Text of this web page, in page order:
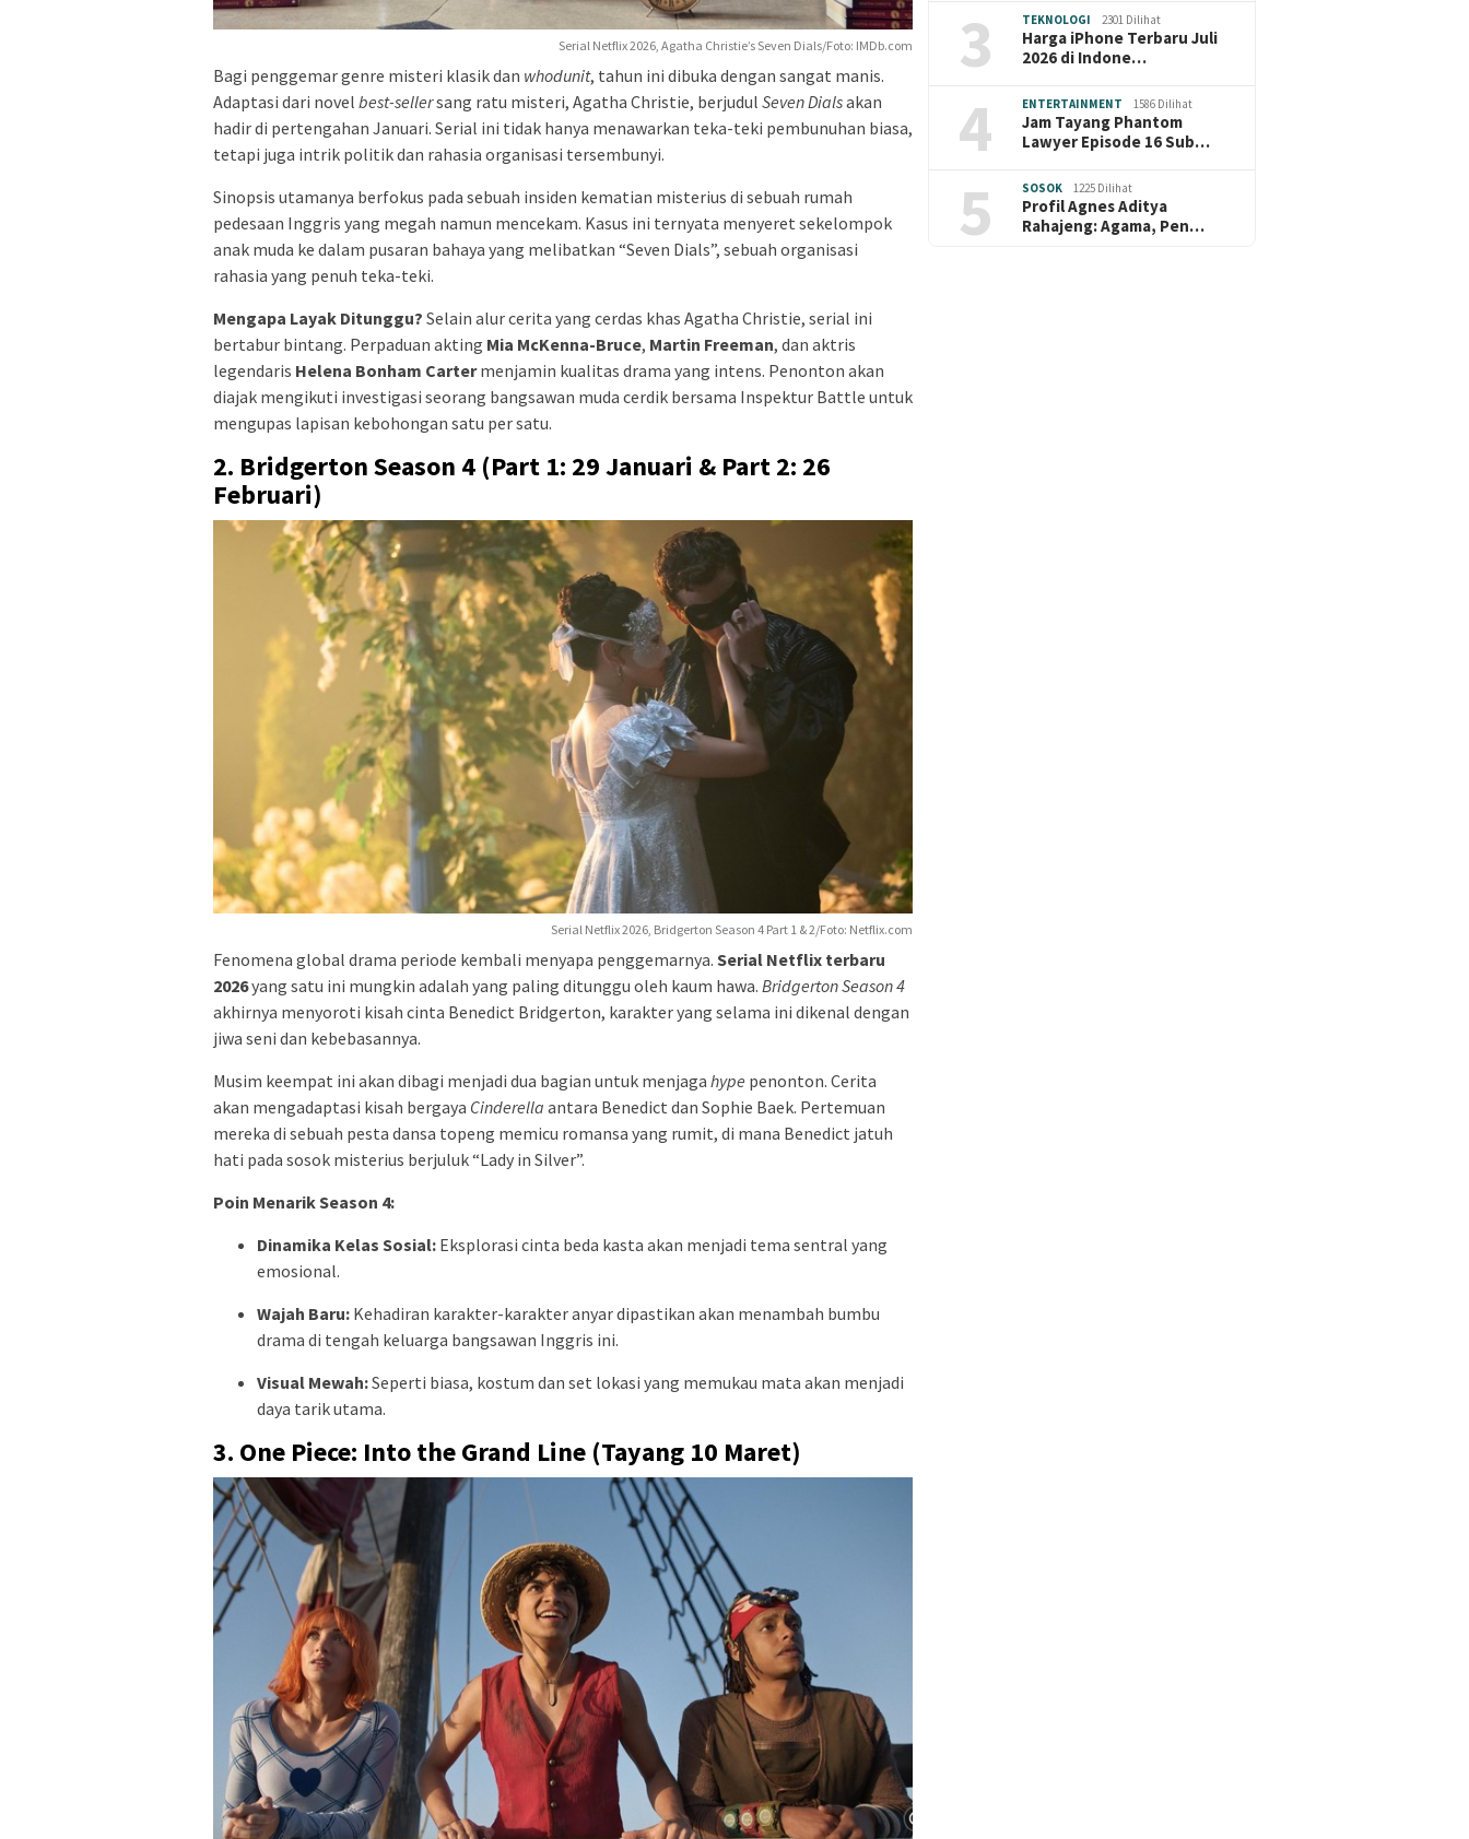
Serial Netflix 2026, Agatha Christie’s Seven Dials/Foto: IMDb.com
Bagi penggemar genre misteri klasik dan whodunit, tahun ini dibuka dengan sangat manis.
Adaptasi dari novel best-sellersang ratu misteri, Agatha Christie, berjudul Seven Dialsakan
hadir di pertengahan Januari. Serial ini tidak hanya menawarkan teka-teki pembunuhan biasa,
tetapi juga intrik politik dan rahasia organisasi tersembunyi.
Sinopsis utamanya berfokus pada sebuah insiden kematian misterius di sebuah rumah
pedesaan Inggris yang megah namun mencekam. Kasus ini ternyata menyeret sekelompok
anak muda ke dalam pusaran bahaya yang melibatkan “Seven Dials”, sebuah organisasi
rahasia yang penuh teka-teki.
Mengapa Layak Ditunggu? Selain alur cerita yang cerdas khas Agatha Christie, serial ini
bertabur bintang. Perpaduan akting Mia McKenna-Bruce, Martin Freeman, dan aktris
legendaris Helena Bonham Cartermenjamin kualitas drama yang intens. Penonton akan
diajak mengikuti investigasi seorang bangsawan muda cerdik bersama Inspektur Battle untuk
mengupas lapisan kebohongan satu per satu.
2. Bridgerton Season 4 (Part 1: 29 Januari & Part 2: 26
Februari)
Serial Netflix 2026, Bridgerton Season 4 Part 1 & 2/Foto: Netflix.com
Fenomena global drama periode kembali menyapa penggemarnya. Serial Netflix terbaru
2026yang satu ini mungkin adalah yang paling ditunggu oleh kaum hawa. Bridgerton Season 4
akhirnya menyoroti kisah cinta Benedict Bridgerton, karakter yang selama ini dikenal dengan
jiwa seni dan kebebasannya.
Musim keempat ini akan dibagi menjadi dua bagian untuk menjaga hype penonton. Cerita
akan mengadaptasi kisah bergaya Cinderella antara Benedict dan Sophie Baek. Pertemuan
mereka di sebuah pesta dansa topeng memicu romansa yang rumit, di mana Benedict jatuh
hati pada sosok misterius berjuluk “Lady in Silver”.
Poin Menarik Season 4:
Dinamika Kelas Sosial: Eksplorasi cinta beda kasta akan menjadi tema sentral yang
emosional.
Wajah Baru: Kehadiran karakter-karakter anyar dipastikan akan menambah bumbu
drama di tengah keluarga bangsawan Inggris ini.
Visual Mewah:Seperti biasa, kostum dan set lokasi yang memukau mata akan menjadi
daya tarik utama.
3. One Piece: Into the Grand Line (Tayang 10 Maret)
3 TEKNOLOGI 2301 Dilihat
Harga iPhone Terbaru Juli
2026 di Indone…
4 ENTERTAINMENT 1586 Dilihat
Jam Tayang Phantom
Lawyer Episode 16 Sub…
5 SOSOK 1225 Dilihat
Profil Agnes Aditya
Rahajeng: Agama, Pen…